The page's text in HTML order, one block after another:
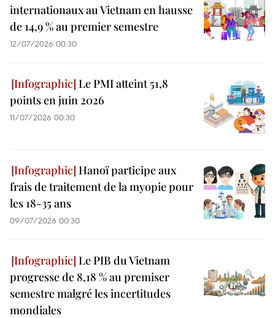
internationaux au Vietnam en hausse
de 14,9 % au premier semestre
12/07/2026 00:30
Le PMI atteint 51,8
points en juin 2026
11/07/2026 00:30
Hanoï participe aux
frais de traitement de la myopie pour
les 18-35 ans
09/07/2026 00:30
Le PIB du Vietnam
progresse de 8,18 % au premiser
semestre malgré les incertitudes
mondiales